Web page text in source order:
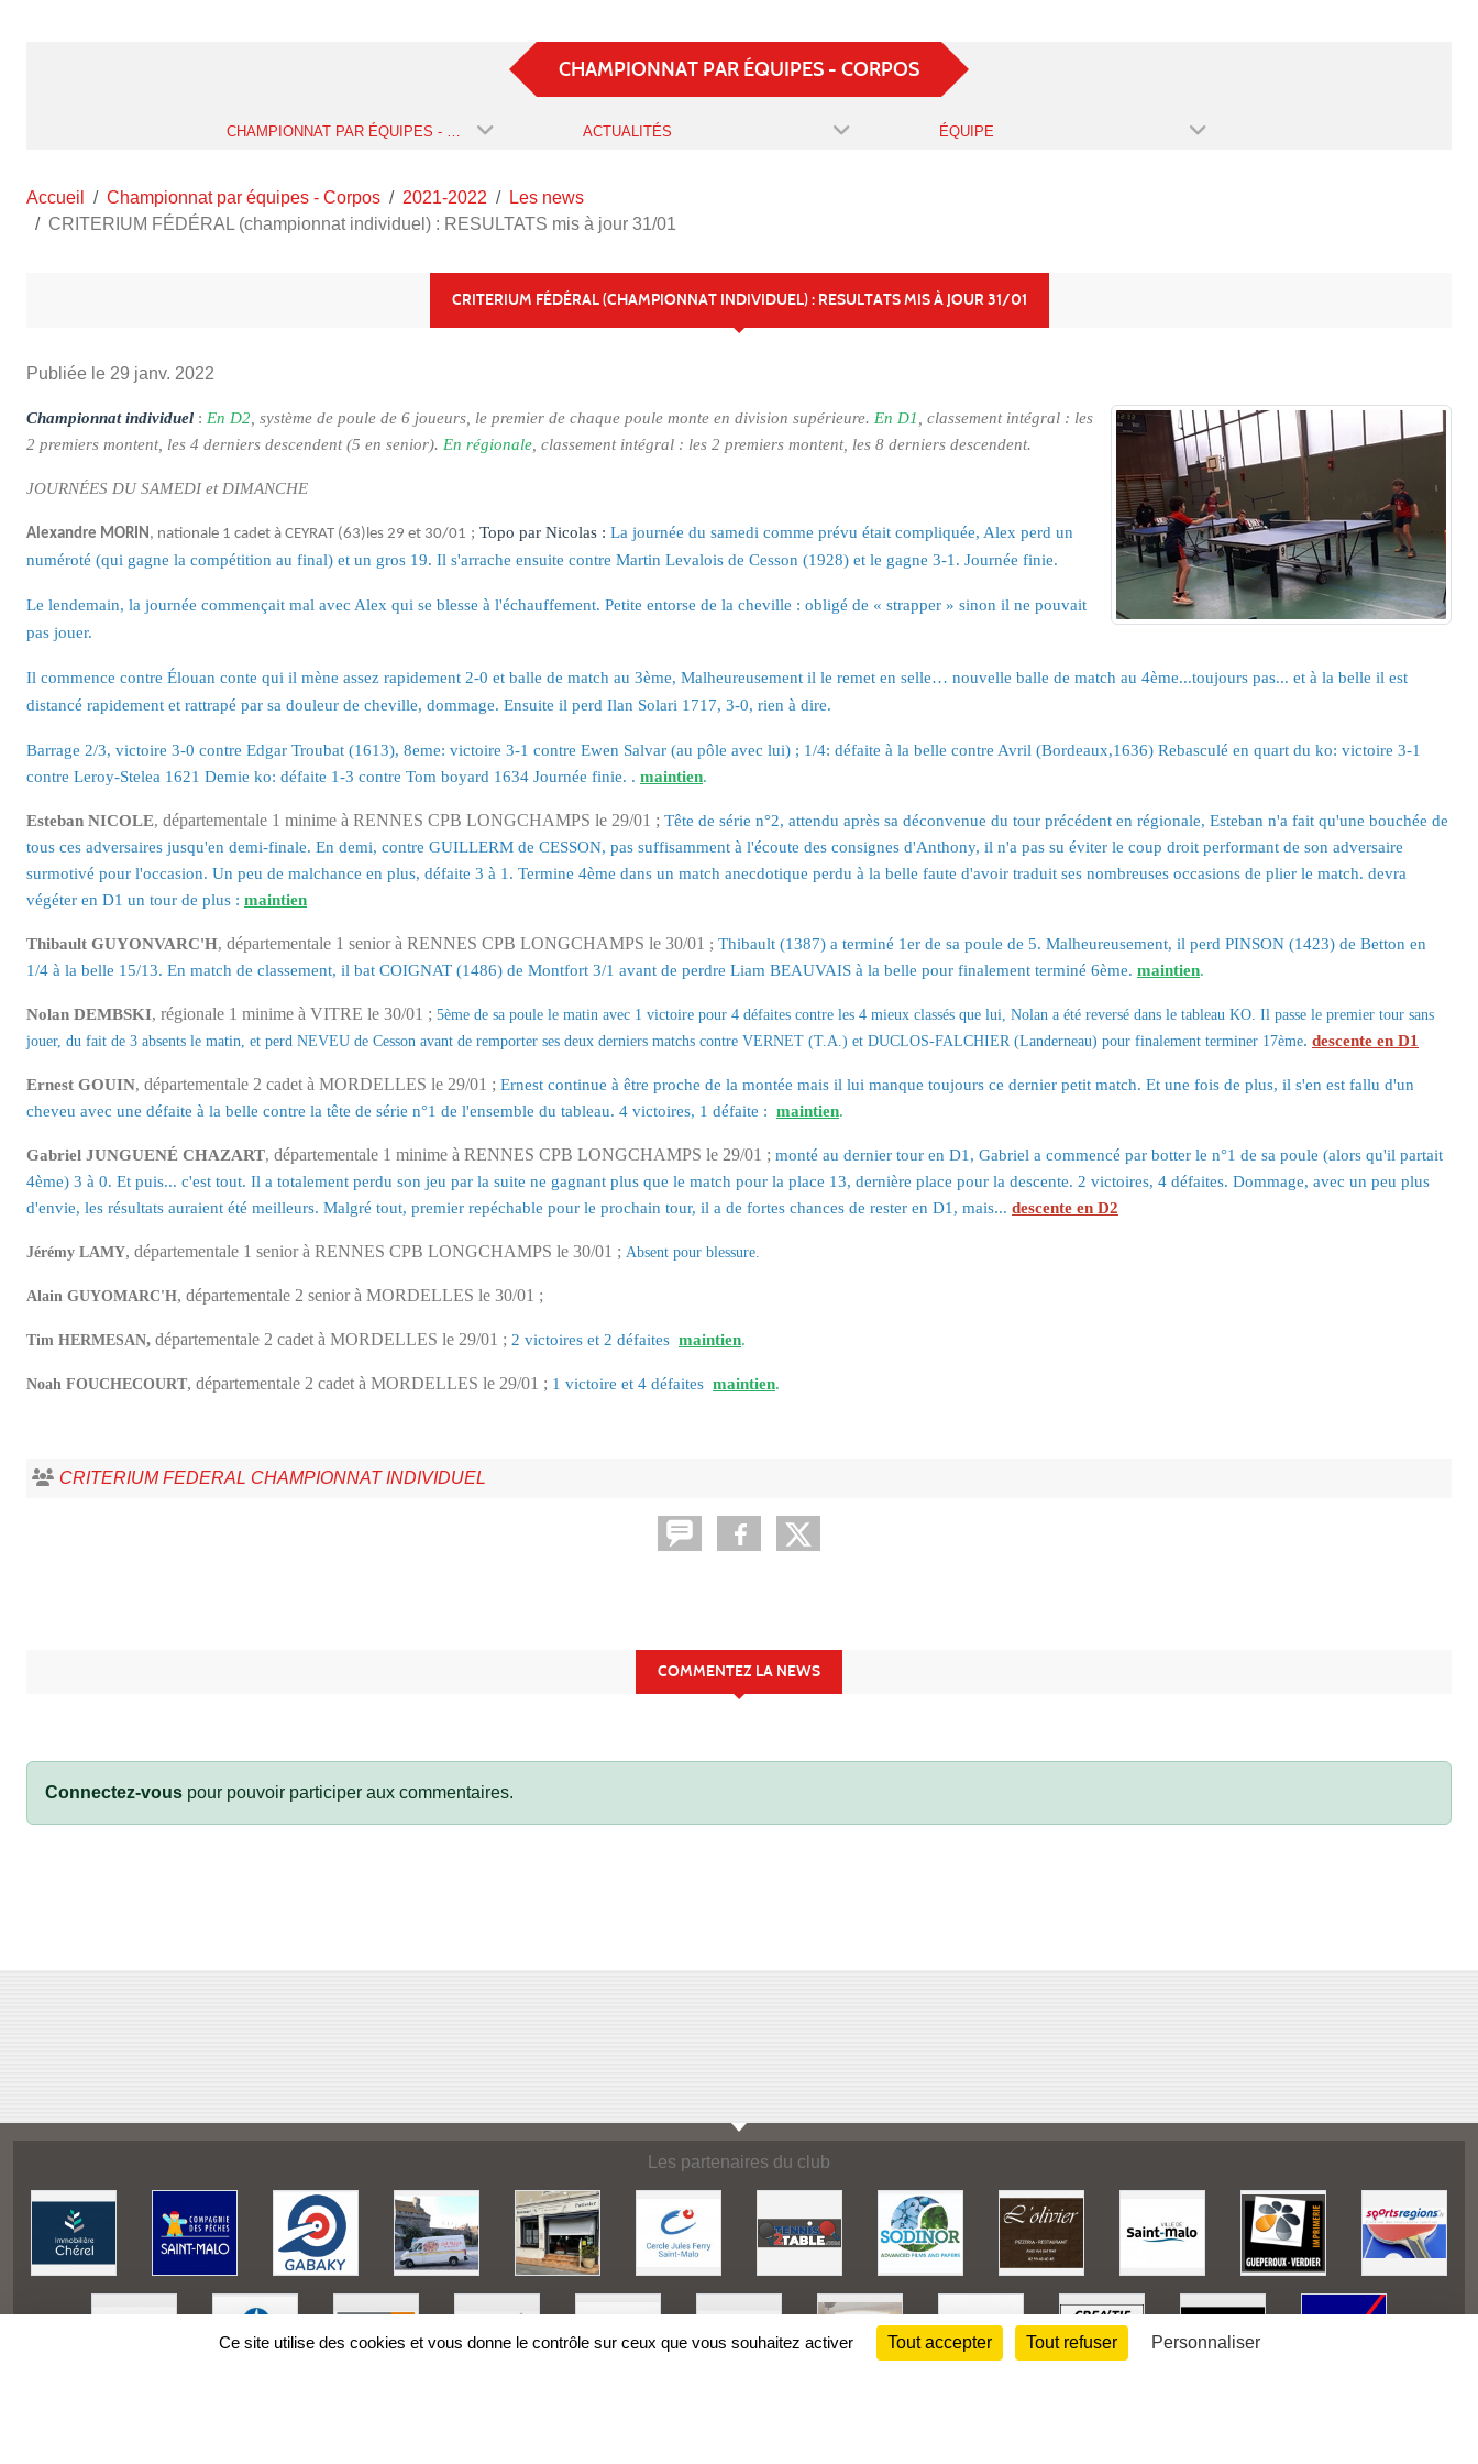
CHAMPIONNAT PAR ÉQUIPES - CORPOS
ACTUALITÉS ÉQUIPE
Accueil Championnat par équipes - Corpos 2021-2022
Les news
CRITERIUM FÉDÉRAL (championnat individuel) : RESULTATS mis à jour 31/01
CRITERIUM FÉDÉRAL (CHAMPIONNAT INDIVIDUEL) : RESULTATS MIS À JOUR 31/01
Publiée le 29 janv. 2022
Championnat individuel : En D2 , système de poule de 6 joueurs, le premier de chaque poule monte en division supérieure. En D1
, classement intégral : les
2 premiers montent, les 4 derniers descendent (5 en senior). En régionale , classement intégral : les 2 premiers montent, les 8 derniers descendent.
JOURNÉES DU SAMEDI et DIMANCHE
Alexandre MORIN , nationale 1 cadet à CEYRAT (63)les 29 et 30/01 ; Topo par Nicolas : La journée du samedi comme prévu était compliquée, Alex perd un
numéroté (qui gagne la compétition au final) et un gros 19. Il s'arrache ensuite contre Martin Levalois de Cesson (1928) et le gagne 3-1. Journée finie.
Le lendemain, la journée commençait mal avec Alex qui se blesse à l'échauffement. Petite entorse de la cheville : obligé de « strapper » sinon il ne pouvait
pas jouer.
Il commence contre Élouan conte qui il mène assez rapidement 2-0 et balle de match au 3ème, Malheureusement il le remet en selle… nouvelle balle de match au 4ème...toujours pas... et à la belle il est
distancé rapidement et rattrapé par sa douleur de cheville, dommage. Ensuite il perd Ilan Solari 1717, 3-0, rien à dire.
Barrage 2/3, victoire 3-0 contre Edgar Troubat (1613), 8eme: victoire 3-1 contre Ewen Salvar (au pôle avec lui) ; 1/4: défaite à la belle contre Avril (Bordeaux,1636) Rebasculé en quart du ko: victoire 3-1
contre Leroy-Stelea 1621 Demie ko: défaite 1-3 contre Tom boyard 1634 Journée finie. . maintien.
Esteban NICOLE, départementale 1 minime à RENNES CPB LONGCHAMPS le 29/01 ; Tête de série n°2, attendu après sa déconvenue du tour précédent en régionale, Esteban n'a fait qu'une bouchée de
tous ces adversaires jusqu'en demi-finale. En demi, contre GUILLERM de CESSON, pas suffisamment à l'écoute des consignes d'Anthony, il n'a pas su éviter le coup droit performant de son adversaire
surmotivé pour l'occasion. Un peu de malchance en plus, défaite 3 à 1. Termine 4ème dans un match anecdotique perdu à la belle faute d'avoir traduit ses nombreuses occasions de plier le match. devra
végéter en D1 un tour de plus : maintien
Thibault GUYONVARC'H, départementale 1 senior à RENNES CPB LONGCHAMPS le 30/01 ; Thibault (1387) a terminé 1er de sa poule de 5. Malheureusement, il perd PINSON (1423) de Betton en
1/4 à la belle 15/13. En match de classement, il bat COIGNAT (1486) de Montfort 3/1 avant de perdre Liam BEAUVAIS à la belle pour finalement terminé 6ème. maintien.
Nolan DEMBSKI, régionale 1 minime à VITRE le 30/01 ; 5ème de sa poule le matin avec 1 victoire pour 4 défaites contre les 4 mieux classés que lui, Nolan a été reversé dans le tableau KO. Il passe le premier tour sans
jouer, du fait de 3 absents le matin, et perd NEVEU de Cesson avant de remporter ses deux derniers matchs contre VERNET (T.A.) et DUCLOS-FALCHIER (Landerneau) pour finalement terminer 17ème. descente en D1
Ernest GOUIN, départementale 2 cadet à MORDELLES le 29/01 ; Ernest continue à être proche de la montée mais il lui manque toujours ce dernier petit match. Et une fois de plus, il s'en est fallu d'un
cheveu avec une défaite à la belle contre la tête de série n°1 de l'ensemble du tableau. 4 victoires, 1 défaite : maintien.
Gabriel JUNGUENÉ CHAZART, départementale 1 minime à RENNES CPB LONGCHAMPS le 29/01 ; monté au dernier tour en D1, Gabriel a commencé par botter le n°1 de sa poule (alors qu'il partait
4ème) 3 à 0. Et puis... c'est tout. Il a totalement perdu son jeu par la suite ne gagnant plus que le match pour la place 13, dernière place pour la descente. 2 victoires, 4 défaites. Dommage, avec un peu plus
d'envie, les résultats auraient été meilleurs. Malgré tout, premier repéchable pour le prochain tour, il a de fortes chances de rester en D1, mais... descente en D2
Jérémy LAMY, départementale 1 senior à RENNES CPB LONGCHAMPS le 30/01 ; Absent pour blessure.
Alain GUYOMARC'H, départementale 2 senior à MORDELLES le 30/01 ;
Tim HERMESAN, départementale 2 cadet à MORDELLES le 29/01 ; 2 victoires et 2 défaites maintien.
Noah FOUCHECOURT, départementale 2 cadet à MORDELLES le 29/01 ; 1 victoire et 4 défaites maintien.
CRITERIUM FEDERAL CHAMPIONNAT INDIVIDUEL
COMMENTEZ LA NEWS
Connectez-vous pour pouvoir participer aux commentaires.
Les partenaires du club
Ce site utilise des cookies et vous donne le contrôle sur ceux que vous souhaitez activer Tout accepter Tout refuser Personnaliser